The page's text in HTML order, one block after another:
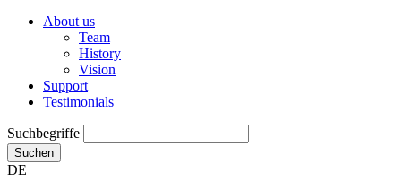
About us
Team
History
Vision
Support
Testimonials
Suchbegriffe
Suchen
DE